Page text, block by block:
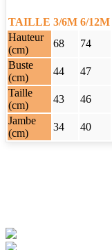
TAILLE 3/6M 6/12M
Hauteur
(cm)
68 74
Buste
(cm)
44 47
Taille
(cm)
43 46
Jambe
(cm)
34 40